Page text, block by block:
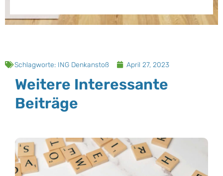
Schlagworte: ING Denkanstoß April 27, 2023
Weitere Interessante
Beiträge